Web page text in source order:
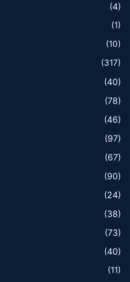
(4)
(1)
(10)
(317)
(40)
(78)
(46)
(97)
(67)
(90)
(24)
(38)
(73)
(40)
(11)